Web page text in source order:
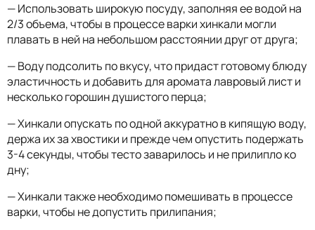
— Использовать широкую посуду, заполняя ее водой на
2/3 объема, чтобы в процессе варки хинкали могли
плавать в ней на небольшом расстоянии друг от друга;
— Воду подсолить по вкусу, что придаст готовому блюду
эластичность и добавить для аромата лавровый лист и
несколько горошин душистого перца;
— Хинкали опускать по одной аккуратно в кипящую воду,
держа их за хвостики и прежде чем опустить подержать
3-4 секунды, чтобы тесто заварилось и не прилипло ко
дну;
— Хинкали также необходимо помешивать в процессе
варки, чтобы не допустить прилипания;